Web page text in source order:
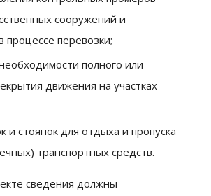
сооружений и
процессе перевозки;
полного или
движения на участках
и стоянок для отдыха и пропуска
транспортных средств.
сведения должны